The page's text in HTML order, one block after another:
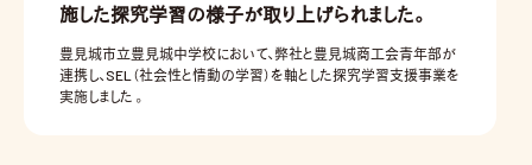
施した探究学習の様子が取り上げられました。
豊見城市立豊見城中学校において、弊社と豊見城商工会青年部が
連携し、SEL（社会性と情動の学習）を軸とした探究学習支援事業を
実施しました 。